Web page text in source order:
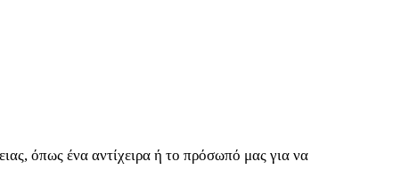
όπως ένα αντίχειρα ή το πρόσωπό μας για να